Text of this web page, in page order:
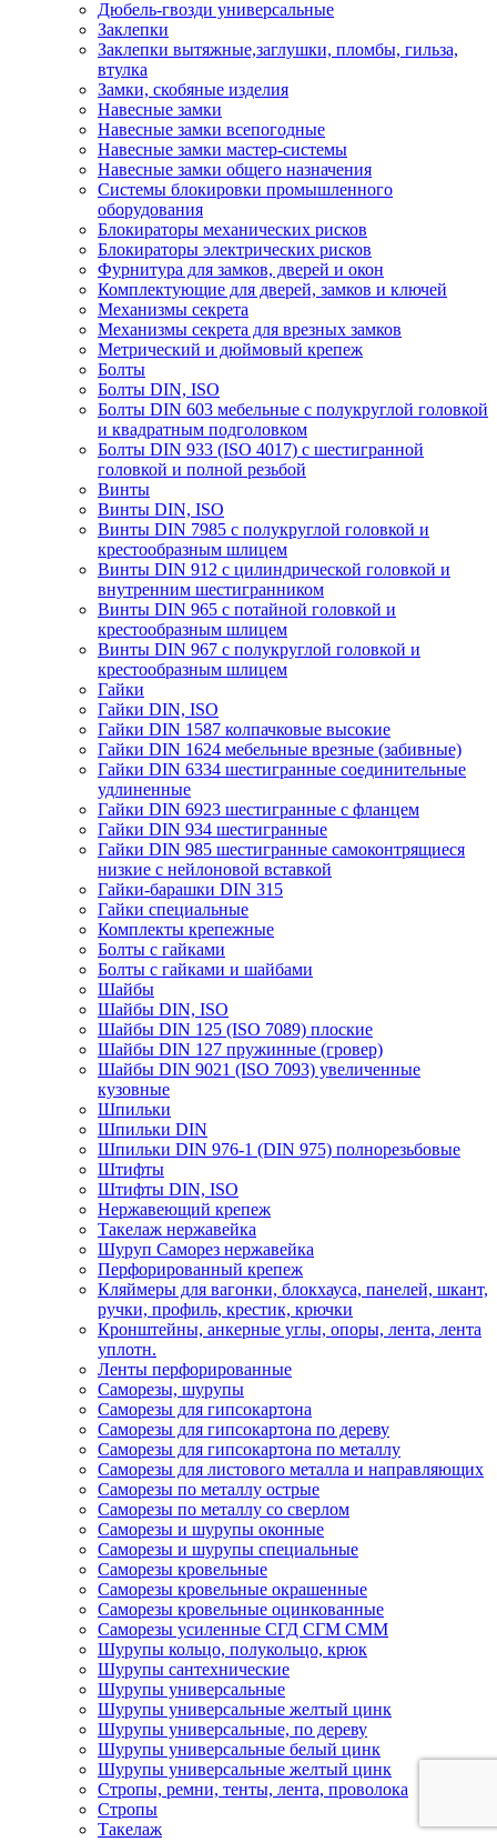
Дюбель-гвозди универсальные
Заклепки
Заклепки вытяжные,заглушки, пломбы, гильза,
втулка
Замки, скобяные изделия
Навесные замки
Навесные замки всепогодные
Навесные замки мастер-системы
Навесные замки общего назначения
Системы блокировки промышленного
оборудования
Блокираторы механических рисков
Блокираторы электрических рисков
Фурнитура для замков, дверей и окон
Комплектующие для дверей, замков и ключей
Механизмы секрета
Механизмы секрета для врезных замков
Метрический и дюймовый крепеж
Болты
Болты DIN, ISO
Болты DIN 603 мебельные с полукруглой головкой
и квадратным подголовком
Болты DIN 933 (ISO 4017) с шестигранной
головкой и полной резьбой
Винты
Винты DIN, ISO
Винты DIN 7985 с полукруглой головкой и
крестообразным шлицем
Винты DIN 912 с цилиндрической головкой и
внутренним шестигранником
Винты DIN 965 с потайной головкой и
крестообразным шлицем
Винты DIN 967 с полукруглой головкой и
крестообразным шлицем
Гайки
Гайки DIN, ISO
Гайки DIN 1587 колпачковые высокие
Гайки DIN 1624 мебельные врезные (забивные)
Гайки DIN 6334 шестигранные соединительные
удлиненные
Гайки DIN 6923 шестигранные с фланцем
Гайки DIN 934 шестигранные
Гайки DIN 985 шестигранные самоконтрящиеся
низкие с нейлоновой вставкой
Гайки-барашки DIN 315
Гайки специальные
Комплекты крепежные
Болты с гайками
Болты с гайками и шайбами
Шайбы
Шайбы DIN, ISO
Шайбы DIN 125 (ISO 7089) плоские
Шайбы DIN 127 пружинные (гровер)
Шайбы DIN 9021 (ISO 7093) увеличенные
кузовные
Шпильки
Шпильки DIN
Шпильки DIN 976-1 (DIN 975) полнорезьбовые
Штифты
Штифты DIN, ISO
Нержавеющий крепеж
Такелаж нержавейка
Шуруп Саморез нержавейка
Перфорированный крепеж
Кляймеры для вагонки, блокхауса, панелей, шкант,
ручки, профиль, крестик, крючки
Кронштейны, анкерные углы, опоры, лента, лента
уплотн.
Ленты перфорированные
Саморезы, шурупы
Саморезы для гипсокартона
Саморезы для гипсокартона по дереву
Саморезы для гипсокартона по металлу
Саморезы для листового металла и направляющих
Саморезы по металлу острые
Саморезы по металлу со сверлом
Саморезы и шурупы оконные
Саморезы и шурупы специальные
Саморезы кровельные
Саморезы кровельные окрашенные
Саморезы кровельные оцинкованные
Саморезы усиленные СГД СГМ СММ
Шурупы кольцо, полукольцо, крюк
Шурупы сантехнические
Шурупы универсальные
Шурупы универсальные желтый цинк
Шурупы универсальные, по дереву
Шурупы универсальные белый цинк
Шурупы универсальные желтый цинк
Стропы, ремни, тенты, лента, проволока
Стропы
Такелаж